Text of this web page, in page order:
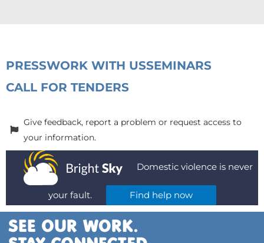
PRESSWORK WITH USSEMINARS
CALL FOR TENDERS
Give feedback, report a problem or request access to
your information.
Domestic violence is never
your fault. Find help now